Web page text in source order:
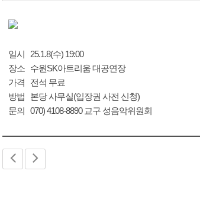
일시 25.1.8(수) 19:00
장소 수원SK아트리움 대공연장
가격 전석 무료
방법 본당 사무실(입장권 사전 신청)
문의 070) 4108-8890 교구 성음악위원회